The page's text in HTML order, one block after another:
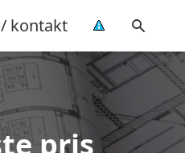
kontakt
pris